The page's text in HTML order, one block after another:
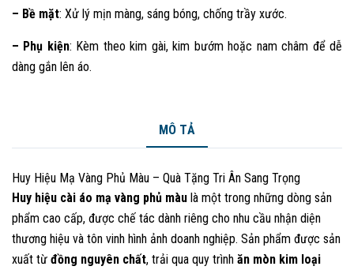
– Bề mặt: Xử lý mịn màng, sáng bóng, chống trầy xước.
– Phụ kiện: Kèm theo kim gài, kim bướm hoặc nam châm để dễ
dàng gắn lên áo.
MÔ TẢ
Huy Hiệu Mạ Vàng Phủ Màu – Quà Tặng Tri Ân Sang Trọng
Huy hiệu cài áo mạ vàng phủ màu là một trong những dòng sản
phẩm cao cấp, được chế tác dành riêng cho nhu cầu nhận diện
thương hiệu và tôn vinh hình ảnh doanh nghiệp. Sản phẩm được sản
xuất từ đồng nguyên chất, trải qua quy trình ăn mòn kim loại